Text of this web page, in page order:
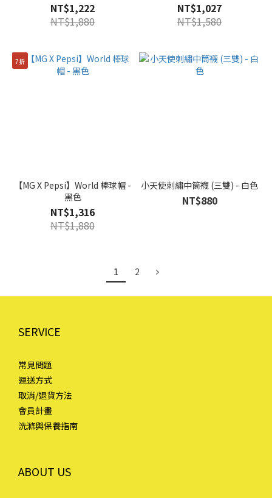
NT$1,222
NT$1,880
NT$1,027
NT$1,580
7折
【MG X Pepsi】World 棒球帽 -
黑色
NT$1,316
NT$1,880
小天使刺繡中筒襪 (三雙) - 白色
NT$880
1 2
SERVICE
常見問題
運送方式
取消/退貨方法
會員計畫
洗滌與保養指南
ABOUT US